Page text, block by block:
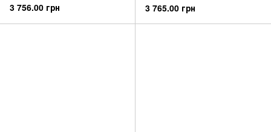
3 756.00 грн 3 765.00 грн